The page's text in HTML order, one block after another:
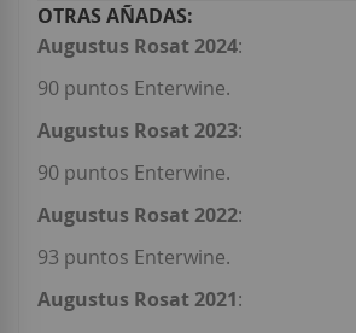
Augustus Rosat 2024:
90 puntos Enterwine.
Augustus Rosat 2023:
90 puntos Enterwine.
Augustus Rosat 2022:
93 puntos Enterwine.
Augustus Rosat 2021: